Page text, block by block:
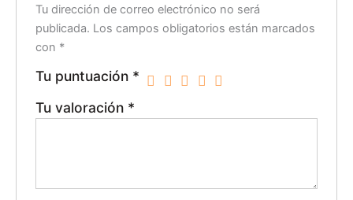
Tu dirección de correo electrónico no será
publicada. Los campos obligatorios están marcados
con *
Tu puntuación *
Tu valoración *